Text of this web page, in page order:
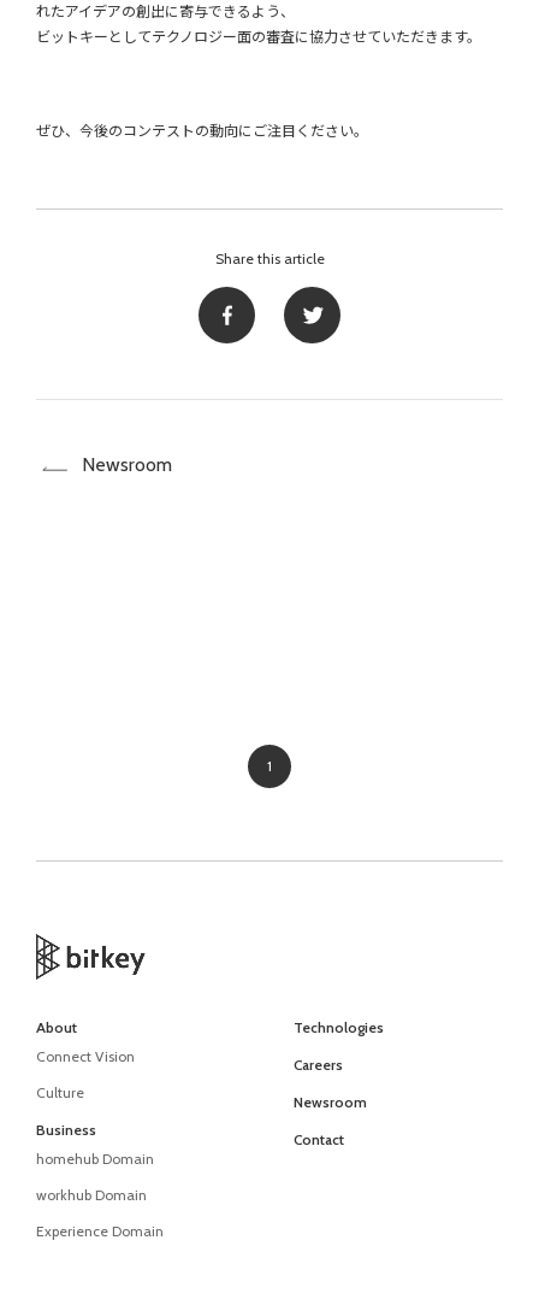
れたアイデアの創出に寄与できるよう、
ビットキーとしてテクノロジー面の審査に協力させていただきます。
ぜひ、今後のコンテストの動向にご注目ください。
Share this article
Newsroom
1
About
Connect Vision
Culture
Business
homehub Domain
workhub Domain
Experience Domain
Technologies
Careers
Newsroom
Contact